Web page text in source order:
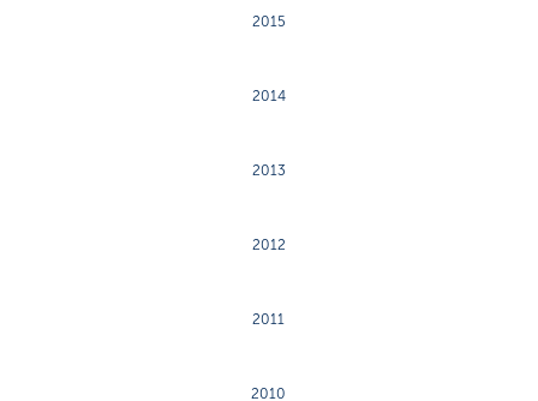
2015
2014
2013
2012
2011
2010